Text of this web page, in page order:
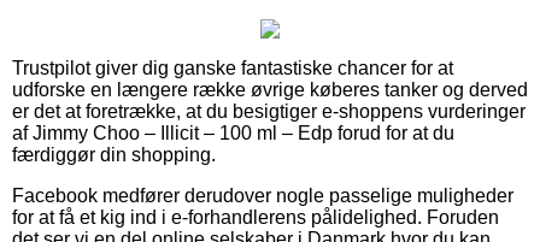
Trustpilot giver dig ganske fantastiske chancer for at
udforske en længere række øvrige køberes tanker og derved
er det at foretrække, at du besigtiger e-shoppens vurderinger
af Jimmy Choo – Illicit – 100 ml – Edp forud for at du
færdiggør din shopping.
Facebook medfører derudover nogle passelige muligheder
for at få et kig ind i e-forhandlerens pålidelighed. Foruden